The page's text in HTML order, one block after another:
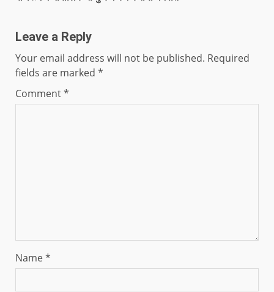
Leave a Reply
Your email address will not be published. Required
fields are marked *
Comment*
Name*